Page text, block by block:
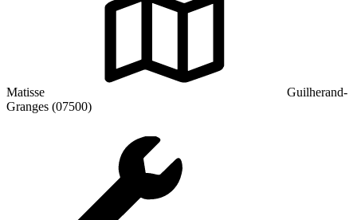
Matisse
Guilherand-
Granges (07500)